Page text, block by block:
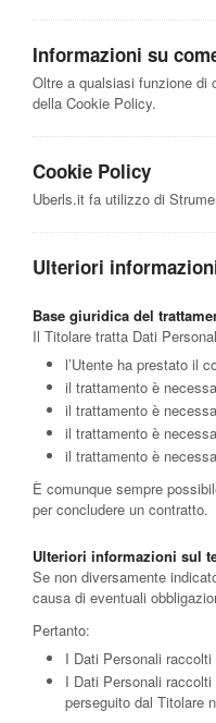
Informazioni su
Oltre a qualsiasi funzione di
della Cookie Policy.
Cookie Policy
Uberls.it fa utilizzo di
Ulteriori
Base giuridica del
Il Titolare tratta Dati
l’Utente ha prestato il
il trattamento è
il trattamento è
il trattamento è
il trattamento è
È comunque sempre
per concludere un contratto.
Ulteriori informazioni sul
Se non diversamente
causa di eventuali
Pertanto:
I Dati Personali
I Dati Personali
perseguito dal Titolare